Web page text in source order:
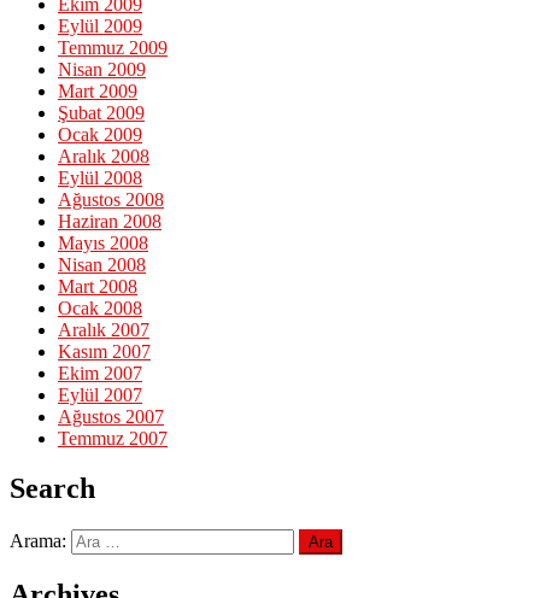
Eylül 2009
Temmuz 2009
Nisan 2009
Mart 2009
Şubat 2009
Ocak 2009
Aralık 2008
Eylül 2008
Ağustos 2008
Haziran 2008
Mayıs 2008
Nisan 2008
Mart 2008
Ocak 2008
Aralık 2007
Kasım 2007
Ekim 2007
Eylül 2007
Ağustos 2007
Temmuz 2007
Search
Arama: